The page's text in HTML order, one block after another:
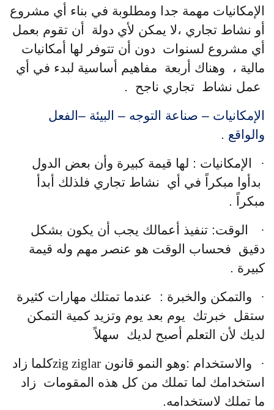
الإمكانيات مهمة جدا ومطلوبة في بناء أي مشروع
أو نشاط تجاري ،لا يمكن لأي دولة أن تقوم بعمل
أي مشروع لسنوات دون أن تتوفر لها أمكانيات
مالية ، وهناك أربعة مفاهيم أساسية لبدء في أي
عمل نشاط تجاري ناجح .
الإمكانيات – صناعة التوجه – البيئة –الفعل
والواقع .
·
الإمكانيات : لها قيمة كبيرة وأن بعض الدول
بدأوا مبكراً في أي نشاط تجاري فلذلك أبدأ
مبكراً .
·
الوقت: تنفيذ أعمالك يجب أن يكون بشكل
دقيق فحساب الوقت هو عنصر مهم وله قيمة
كبيرة .
·
والتمكن والخبرة : عندما تمتلك مهارات كثيرة
ستقل خبرتك يوم بعد يوم وتزيد كمية التمكن
لديك لأن التعلم أصبح لديك سهلاً
·
والاستخدام :وهو النمو قانون zig ziglarكلما زاد
استخدامك لما تملك من كل هذه المقومات زاد
ما تملك لاستخدامه.